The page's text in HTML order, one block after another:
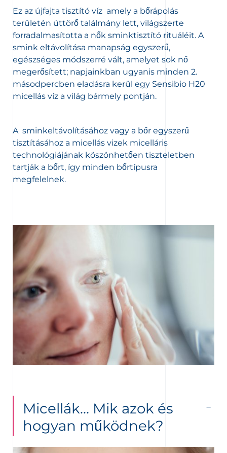
Ez az újfajta tisztító víz amely a bőrápolás
területén úttörő találmány lett, világszerte
forradalmasította a nők sminktisztító rituáléit. A
smink eltávolítása manapság egyszerű,
egészséges módszerré vált, amelyet sok nő
megerősített; napjainkban ugyanis minden 2.
másodpercben eladásra kerül egy Sensibio H20
micellás víz a világ bármely pontján.
A sminkeltávolításához vagy a bőr egyszerű
tisztításához a micellás vizek micelláris
technológiájának köszönhetően tiszteletben
tartják a bőrt, így minden bőrtípusra
megfelelnek.
Micellák… Mik azok és
hogyan működnek?